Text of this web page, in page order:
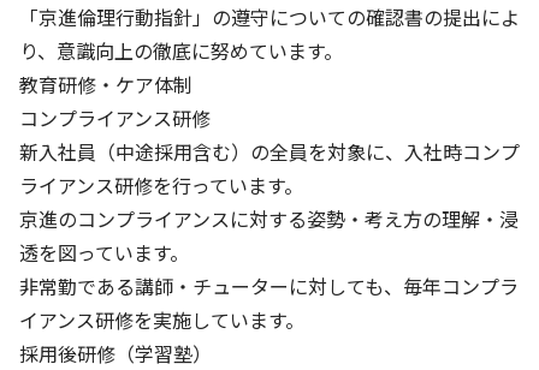
「京進倫理行動指針」の遵守についての確認書の提出によ
り、意識向上の徹底に努めています。
教育研修・ケア体制
コンプライアンス研修
新入社員（中途採用含む）の全員を対象に、入社時コンプ
ライアンス研修を行っています。
京進のコンプライアンスに対する姿勢・考え方の理解・浸
透を図っています。
非常勤である講師・チューターに対しても、毎年コンプラ
イアンス研修を実施しています。
採用後研修（学習塾）